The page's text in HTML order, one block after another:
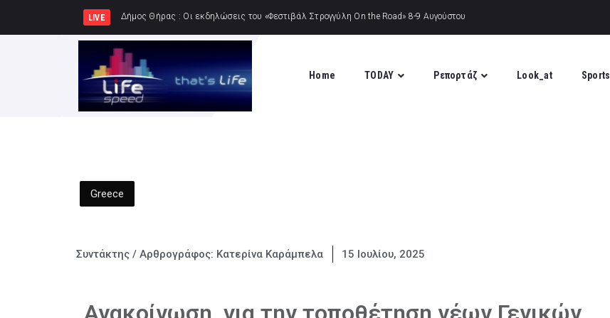
LIVE Δήμος Πατρέων : Τα παιδιά των
Home TODAY Ρεπορτάζ Look_at Sports
Greece
Συντάκτης / Αρθρογράφος: Κατερίνα Καράμπελα 15 Ιουλίου, 2025